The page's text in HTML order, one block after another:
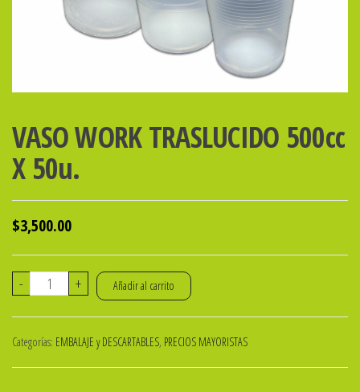
VASO WORK TRASLUCIDO 500cc
X 50u.
$3,500.00
-
VASO
500cc
X
+ Añadir al carrito
Categorías: EMBALAJE y DESCARTABLES, PRECIOS MAYORISTAS